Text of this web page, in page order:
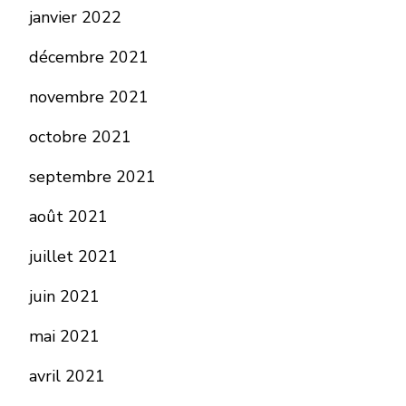
janvier 2022
décembre 2021
novembre 2021
octobre 2021
septembre 2021
août 2021
juillet 2021
juin 2021
mai 2021
avril 2021